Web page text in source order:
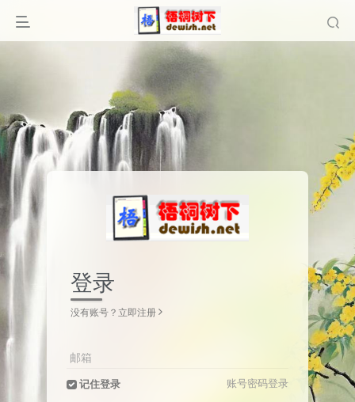
登录
没有账号？立即注册
邮箱
记住登录 账号密码登录